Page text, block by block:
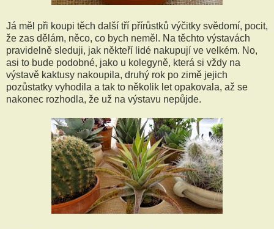
Já měl při koupi těch další tří přírůstků výčitky svědomí, pocit,
že zas dělám, něco, co bych neměl. Na těchto výstavách
pravidelně sleduji, jak někteří lidé nakupují ve velkém. No,
asi to bude podobné, jako u kolegyně, která si vždy na
výstavě kaktusy nakoupila, druhý rok po zimě jejich
pozůstatky vyhodila a tak to několik let opakovala, až se
nakonec rozhodla, že už na výstavu nepůjde.